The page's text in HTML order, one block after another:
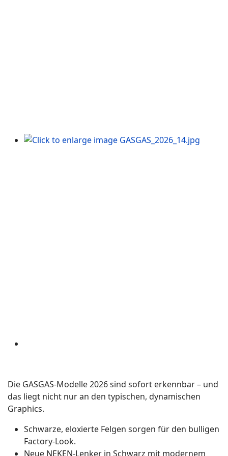
Die GASGAS-Modelle 2026 sind sofort erkennbar – und
das liegt nicht nur an den typischen, dynamischen
Graphics.
Schwarze, eloxierte Felgen sorgen für den bulligen
Factory-Look.
Neue NEKEN-Lenker in Schwarz mit modernem